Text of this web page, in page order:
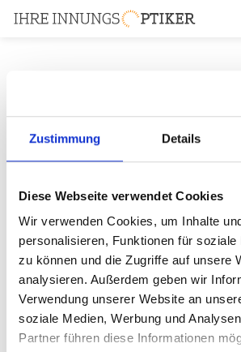
Zustimmung Details
Diese Webseite verwendet Cookies
Wir verwenden Cookies, um Inhalte
personalisieren, Funktionen für soziale
zu können und die Zugriffe auf unsere
analysieren. Außerdem geben wir
Verwendung unserer Website an
soziale Medien, Werbung und
Partner führen diese Informationen
Ihr Zugang
Bitte geben Sie Ihre E-Mail Adresse
Bitte geben Sie Ihr Passwort ein: